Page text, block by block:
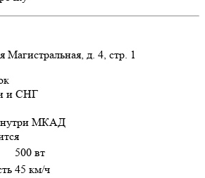
Магистральная, д. 4, стр. 1
и СНГ
МКАД
500 вт
45 км/ч